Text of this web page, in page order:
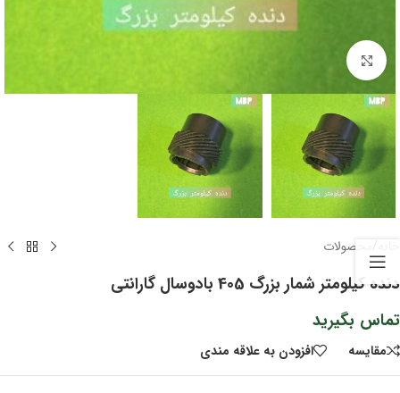
برای بزرگنمایی کلیک کنید
محصولات
دنده کیلومتر شمار بزرگ 405 بادوسال گارانتی
تماس بگیرید
مقايسه افزودن به علاقه مندی